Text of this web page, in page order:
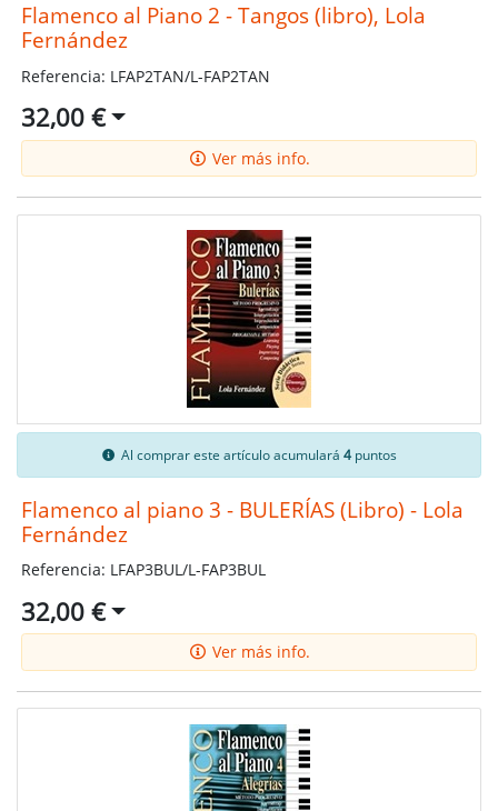
Flamenco al Piano 2 - Tangos (libro), Lola
Fernández
Referencia: LFAP2TAN/L-FAP2TAN
32,00 €
Ver más info.
Al comprar este artículo acumulará 4puntos
Flamenco al piano 3 - BULERÍAS (Libro) - Lola
Fernández
Referencia: LFAP3BUL/L-FAP3BUL
32,00 €
Ver más info.